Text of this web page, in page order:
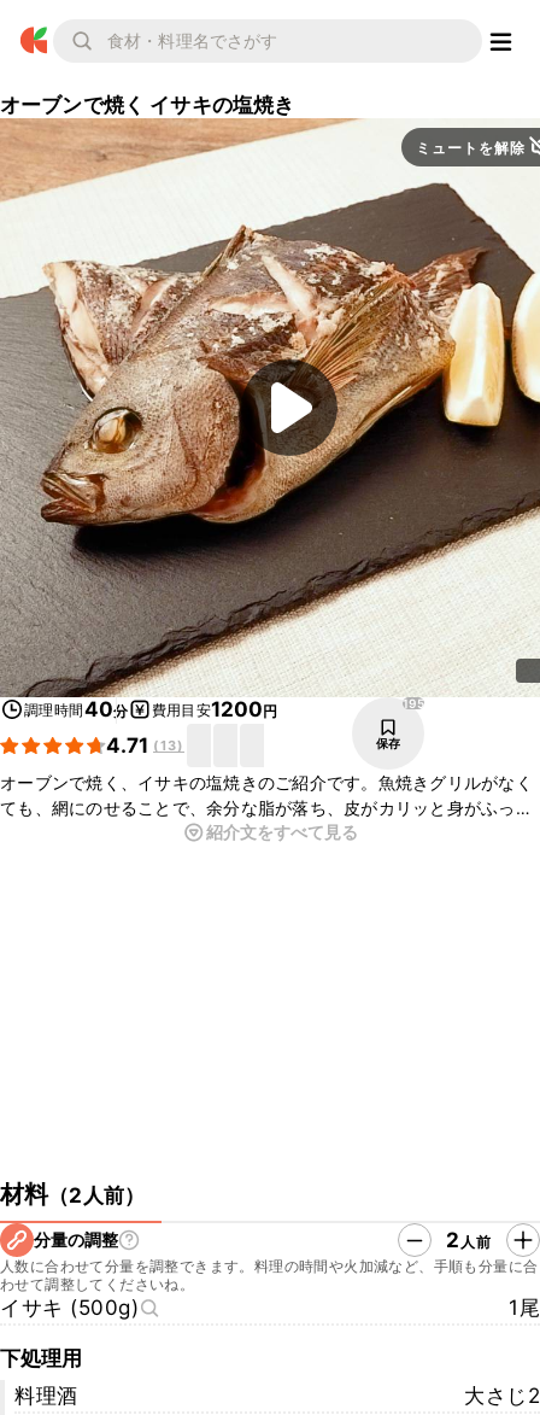
オーブンで焼く イサキの塩焼き
ミュートを解除
調理時間40分 費用目安1200円
4.71 (13)
195
保存
オーブンで焼く、イサキの塩焼きのご紹介です。魚焼きグリルがなく
ても、網にのせることで、余分な脂が落ち、皮がカリッと身がふっく
らと仕上がっておいしく作れます。イサキの旨味がシンプルに味わえ
紹介文をすべて見る
材料（2人前）
分量の調整 2 人前
人数に合わせて分量を調整できます。料理の時間や火加減など、手順も分量に合
わせて調整してくださいね。
イサキ (500g) 1尾
下処理用
料理酒
大さじ2